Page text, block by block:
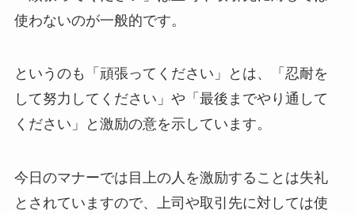
使わないのが一般的です。
というのも「頑張ってください」とは、「忍耐を
して努力してください」や「最後までやり通して
ください」と激励の意を示しています。
今日のマナーでは目上の人を激励することは失礼
とされていますので、上司や取引先に対しては使